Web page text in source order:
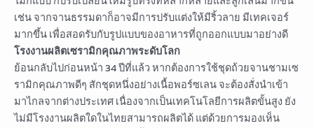
เช่น จากจานธรรมดาก็อาจมีการปรับแต่งให้มีริ้วลาย มีเทคเจอร์
มากขึ้น เพื่อสอดรับกับรูปแบบของอาหารที่ถูกออกแบบมาอย่างดี
โรงงานผลิตเซรามิกคุณภาพระดับโลก
ย้อนกลับไปก่อนหน้า 34 ปีที่แล้ว หากต้องการใช้ชุดถ้วยจานชามเซ
รามิกคุณภาพดีๆ สักชุดหนึ่งอย่างเนื้อพอร์ซเลน จะต้องสั่งนำเข้า
มาไกลจากต่างประเทศ เนื่องจากเป็นเทคโนโลยีการผลิตขั้นสูง ยัง
ไม่มีโรงงานผลิตใดในไทยสามารถผลิตได้ แต่ด้วยการมองเห็น